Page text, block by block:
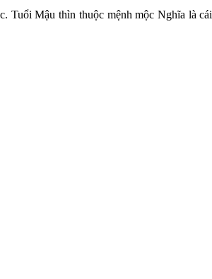
Tuổi Mậu thìn thuộc mệnh mộc Nghĩa là